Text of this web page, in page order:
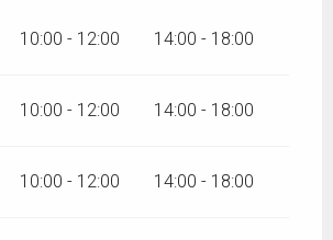
10:00 - 12:00 14:00 - 18:00
10:00 - 12:00 14:00 - 18:00
10:00 - 12:00 14:00 - 18:00